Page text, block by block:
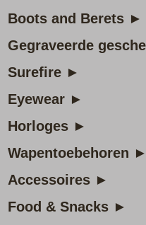
Boots and Berets ►
Gegraveerde
Surefire ►
Eyewear ►
Horloges ►
Wapentoebehoren ►
Accessoires ►
Food & Snacks ►